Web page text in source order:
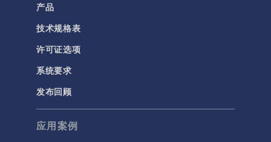
产品
技术规格表
许可证选项
系统要求
发布回顾
应用案例